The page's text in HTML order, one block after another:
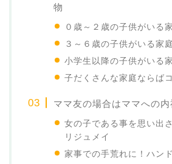
物
０歳～２歳の子供がいる
３～６歳の子供がいる家庭
小学生以降の子供がいる
子だくさんな家庭ならばコ
ママ友の場合はママへの
女の子である事を思い出
リジュメイ
家事での手荒れに！ハン